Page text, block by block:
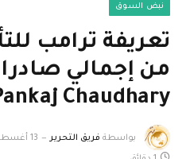
نبض السوق
من إجمالي
Chaudhary
بواسطة فريق التحرير 13 أغسطس، 2025